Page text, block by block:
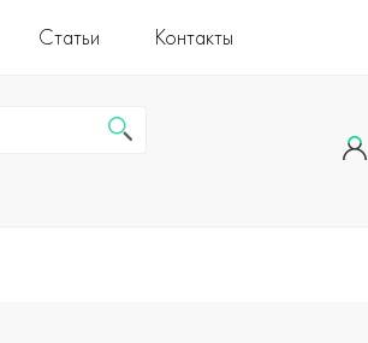
Статьи Контакты